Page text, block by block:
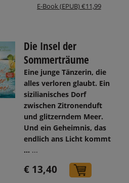
E-Book (EPUB) €11,99
Die Insel der
Sommerträume
Eine junge Tänzerin, die
alles verloren glaubt. Ein
sizilianisches Dorf
zwischen Zitronenduft
und glitzerndem Meer.
Und ein Geheimnis, das
endlich ans Licht kommt
... ...
€ 13,40